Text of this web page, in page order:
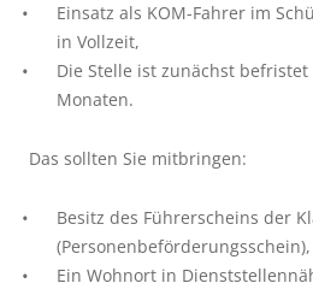
ALFA Plön
ALFA Lütjenburg
ALFA Probstei
ALFA Bokhorst-
Weitere
Einsatz als KOM-Fahrer im
in Vollzeit,
Die Stelle ist zunächst
Monaten.
Das sollten Sie mitbringen:
Besitz des Führerscheins der
(Personenbeförderungsschein),
Ein Wohnort in